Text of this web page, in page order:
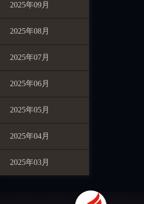
2025年09月
2025年08月
2025年07月
2025年06月
2025年05月
2025年04月
2025年03月